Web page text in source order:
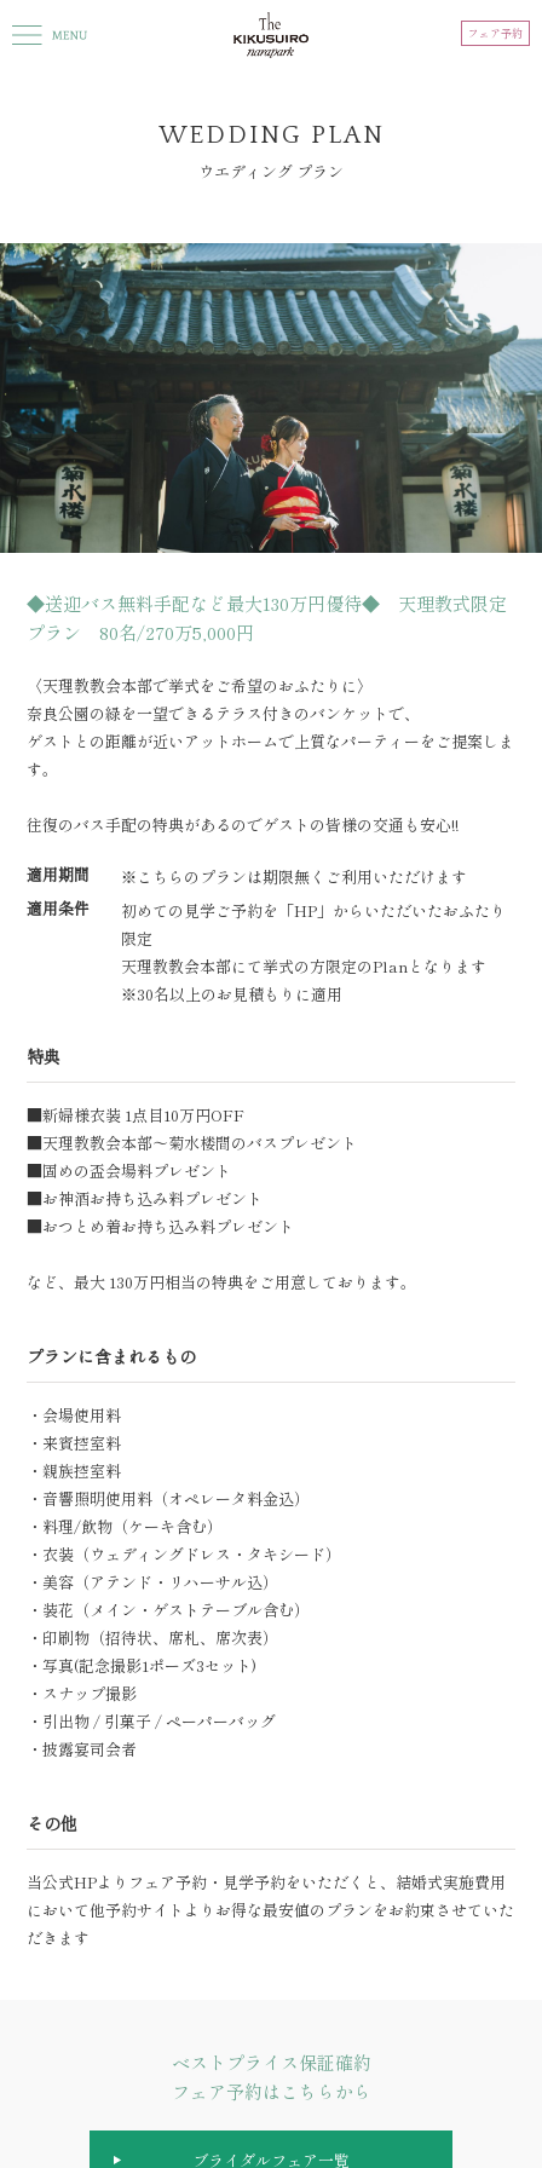
フェア予約
WEDDING PLAN
ウエディング プラン
◆送迎バス無料手配など最大130万円優待◆ 天理教式限定
プラン 80名/270万5,000円
〈天理教教会本部で挙式をご希望のおふたりに〉
奈良公園の緑を一望できるテラス付きのバンケットで、
ゲストとの距離が近いアットホームで上質なパーティーをご提案しま
す。
往復のバス手配の特典があるのでゲストの皆様の交通も安心!!
適用期間
※こちらのプランは期限無くご利用いただけます
適用条件
初めての見学ご予約を「HP」からいただいたおふたり
限定
天理教教会本部にて挙式の方限定のPlanとなります
※30名以上のお見積もりに適用
特典
■新婦様衣装 1点目10万円OFF
■天理教教会本部〜菊水楼間のバスプレゼント
■固めの盃会場料プレゼント
■お神酒お持ち込み料プレゼント
■おつとめ着お持ち込み料プレゼント
など、最大 130万円相当の特典をご用意しております。
プランに含まれるもの
・会場使用料
・来賓控室料
・親族控室料
・音響照明使用料（オペレータ料金込）
・料理/飲物（ケーキ含む）
・衣装（ウェディングドレス・タキシード）
・美容（アテンド・リハーサル込）
・装花（メイン・ゲストテーブル含む）
・印刷物（招待状、席札、席次表）
・写真(記念撮影1ポーズ3セット)
・スナップ撮影
・引出物 / 引菓子 / ペーパーバッグ
・披露宴司会者
その他
当公式HPよりフェア予約・見学予約をいただくと、結婚式実施費用
において他予約サイトよりお得な最安値のプランをお約束させていた
だきます
ベストプライス保証確約
フェア予約はこちらから
ブライダルフェア一覧